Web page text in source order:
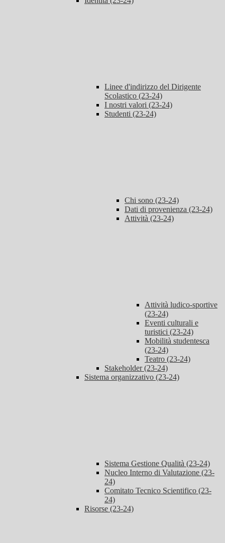
Linee d'indirizzo del Dirigente
Scolastico (23-24)
I nostri valori (23-24)
Studenti (23-24)
Chi sono (23-24)
Dati di provenienza (23-24)
Attività (23-24)
Attività ludico-sportive
(23-24)
Eventi culturali e
turistici (23-24)
Mobilità studentesca
(23-24)
Teatro (23-24)
Stakeholder (23-24)
Sistema organizzativo (23-24)
Sistema Gestione Qualità (23-24)
Nucleo Interno di Valutazione (23-
24)
Comitato Tecnico Scientifico (23-
24)
Risorse (23-24)